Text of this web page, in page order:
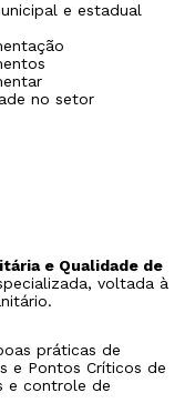
e estadual
no setor
e Qualidade de
voltada à
práticas de
e Pontos Críticos de
e controle de